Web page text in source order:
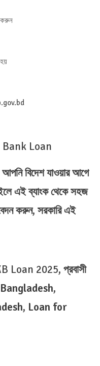
করুন
Bank Loan
বিদেশ যাওয়ার আগে
এই ব্যাংক থেকে সহজ
করুন, সরকারি এই
Loan 2025, প্রবাসী
Loan for